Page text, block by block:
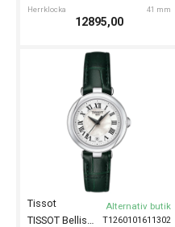
Herrklocka 41 mm
12895,00
T1260101611302
Tissot Alternativ butik